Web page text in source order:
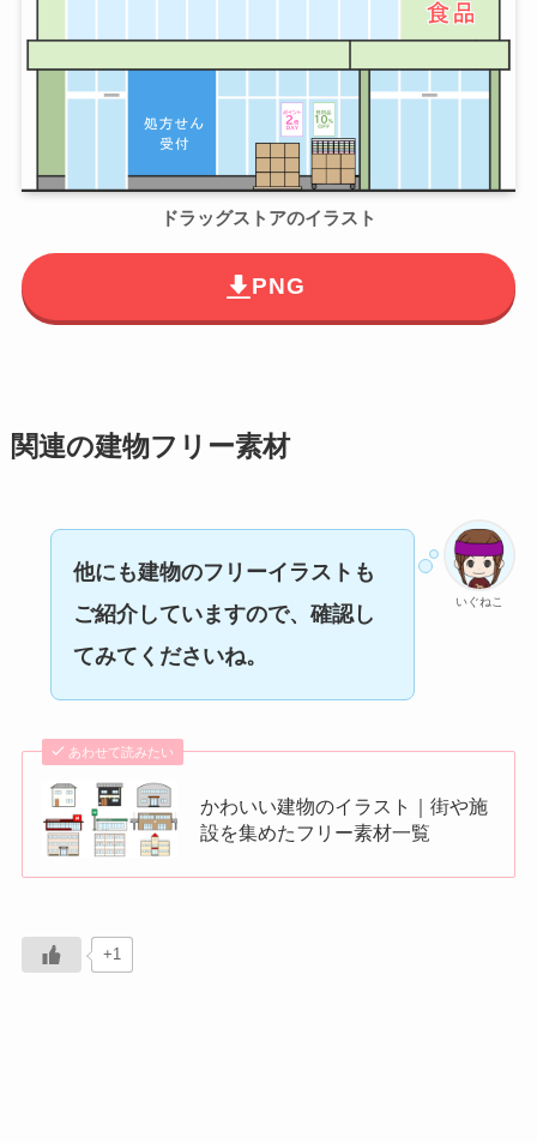
ドラッグストアのイラスト
PNG
関連の建物フリー素材
いぐねこ
他にも建物のフリーイラストも
ご紹介していますので、確認し
てみてくださいね。
あわせて読みたい
かわいい建物のイラスト｜街や施
設を集めたフリー素材一覧
+1